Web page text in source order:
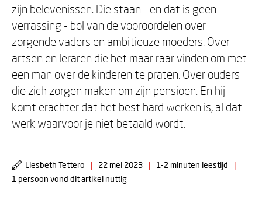
zijn belevenissen. Die staan - en dat is geen
verrassing - bol van de vooroordelen over
zorgende vaders en ambitieuze moeders. Over
artsen en leraren die het maar raar vinden om met
een man over de kinderen te praten. Over ouders
die zich zorgen maken om zijn pensioen. En hij
komt erachter dat het best hard werken is, al dat
werk waarvoor je niet betaald wordt.
Liesbeth Tettero | 22 mei 2023 | 1-2 minuten leestijd
|
1 persoon vond dit artikel nuttig